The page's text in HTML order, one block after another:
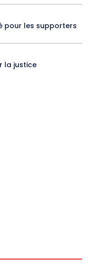
pour les supporters
la justice